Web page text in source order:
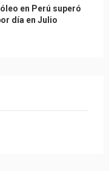
en Perú superó
día en Julio